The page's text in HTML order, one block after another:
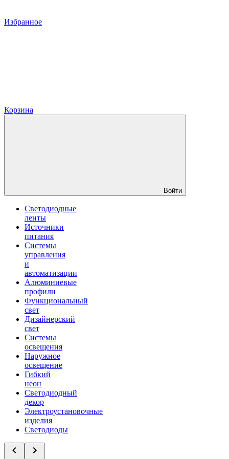
Избранное
Корзина
Войти
Светодиодные
ленты
Источники
питания
Системы
управления
и
автоматизации
Алюминиевые
профили
Функциональный
свет
Дизайнерский
свет
Системы
освещения
Наружное
освещение
Гибкий
неон
Светодиодный
декор
Электроустановочные
изделия
Светодиоды